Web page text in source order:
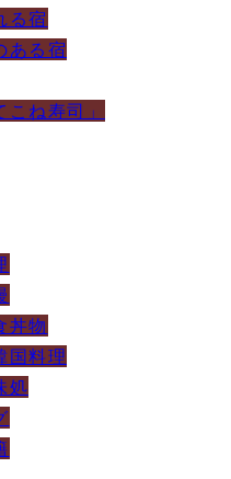
る宿
ある宿
ね寿司」
丼物
国料理
処